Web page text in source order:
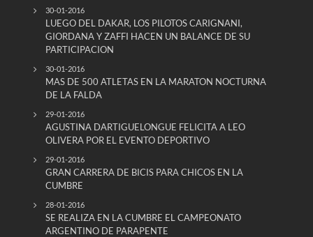
30-01-2016
LUEGO DEL DAKAR, LOS PILOTOS CARIGNANI,
GIORDANA Y ZAFFI HACEN UN BALANCE DE SU
PARTICIPACION
30-01-2016
MAS DE 500 ATLETAS EN LA MARATON NOCTURNA
DE LA FALDA
29-01-2016
AGUSTINA DARTIGUELONGUE FELICITA A LEO
OLIVERA POR EL EVENTO DEPORTIVO
29-01-2016
GRAN CARRERA DE BICIS PARA CHICOS EN LA
CUMBRE
28-01-2016
SE REALIZA EN LA CUMBRE EL CAMPEONATO
ARGENTINO DE PARAPENTE